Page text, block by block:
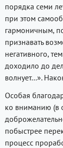
порядка семи
при этом
гармоничным,
признавать
негативного,
доходило до
волнует…».
Особая
ко вниманию (в
побыстрее
процесс